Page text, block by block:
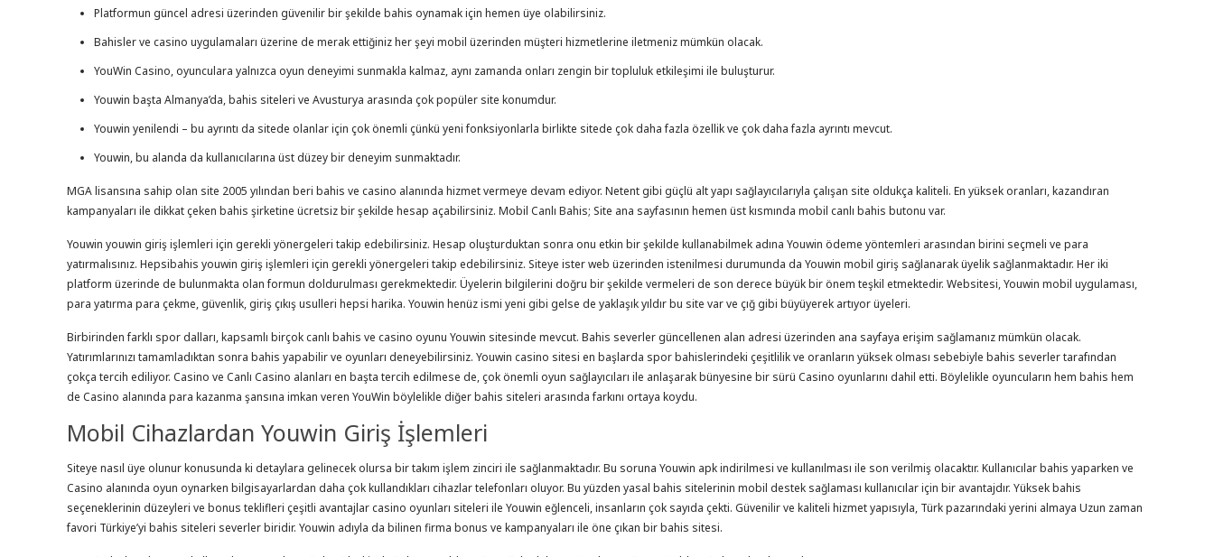
Platformun güncel adresi üzerinden güvenilir bir şekilde bahis oynamak için hemen üye olabilirsiniz.
Bahisler ve casino uygulamaları üzerine de merak ettiğiniz her şeyi mobil üzerinden müşteri hizmetlerine iletmeniz mümkün olacak.
YouWin Casino, oyunculara yalnızca oyun deneyimi sunmakla kalmaz, aynı zamanda onları zengin bir topluluk etkileşimi ile buluşturur.
Youwin başta Almanya’da, bahis siteleri ve Avusturya arasında çok popüler site konumdur.
Youwin yenilendi – bu ayrıntı da sitede olanlar için çok önemli çünkü yeni fonksiyonlarla birlikte sitede çok daha fazla özellik ve çok daha fazla ayrıntı mevcut.
Youwin, bu alanda da kullanıcılarına üst düzey bir deneyim sunmaktadır.
MGA lisansına sahip olan site 2005 yılından beri bahis ve casino alanında hizmet vermeye devam ediyor. Netent gibi güçlü alt yapı sağlayıcılarıyla çalışan site oldukça kaliteli. En yüksek oranları, kazandıran
kampanyaları ile dikkat çeken bahis şirketine ücretsiz bir şekilde hesap açabilirsiniz. Mobil Canlı Bahis; Site ana sayfasının hemen üst kısmında mobil canlı bahis butonu var.
Youwin youwin giriş işlemleri için gerekli yönergeleri takip edebilirsiniz. Hesap oluşturduktan sonra onu etkin bir şekilde kullanabilmek adına Youwin ödeme yöntemleri arasından birini seçmeli ve para
yatırmalısınız. Hepsibahis youwin giriş işlemleri için gerekli yönergeleri takip edebilirsiniz. Siteye ister web üzerinden istenilmesi durumunda da Youwin mobil giriş sağlanarak üyelik sağlanmaktadır. Her iki
platform üzerinde de bulunmakta olan formun doldurulması gerekmektedir. Üyelerin bilgilerini doğru bir şekilde vermeleri de son derece büyük bir önem teşkil etmektedir. Websitesi, Youwin mobil uygulaması,
para yatırma para çekme, güvenlik, giriş çıkış usulleri hepsi harika. Youwin henüz ismi yeni gibi gelse de yaklaşık yıldır bu site var ve çığ gibi büyüyerek artıyor üyeleri.
Birbirinden farklı spor dalları, kapsamlı birçok canlı bahis ve casino oyunu Youwin sitesinde mevcut. Bahis severler güncellenen alan adresi üzerinden ana sayfaya erişim sağlamanız mümkün olacak.
Yatırımlarınızı tamamladıktan sonra bahis yapabilir ve oyunları deneyebilirsiniz. Youwin casino sitesi en başlarda spor bahislerindeki çeşitlilik ve oranların yüksek olması sebebiyle bahis severler tarafından
çokça tercih ediliyor. Casino ve Canlı Casino alanları en başta tercih edilmese de, çok önemli oyun sağlayıcıları ile anlaşarak bünyesine bir sürü Casino oyunlarını dahil etti. Böylelikle oyuncuların hem bahis hem
de Casino alanında para kazanma şansına imkan veren YouWin böylelikle diğer bahis siteleri arasında farkını ortaya koydu.
Mobil Cihazlardan Youwin Giriş İşlemleri
Siteye nasıl üye olunur konusunda ki detaylara gelinecek olursa bir takım işlem zinciri ile sağlanmaktadır. Bu soruna Youwin apk indirilmesi ve kullanılması ile son verilmiş olacaktır. Kullanıcılar bahis yaparken ve
Casino alanında oyun oynarken bilgisayarlardan daha çok kullandıkları cihazlar telefonları oluyor. Bu yüzden yasal bahis sitelerinin mobil destek sağlaması kullanıcılar için bir avantajdır. Yüksek bahis
seçeneklerinin düzeyleri ve bonus teklifleri çeşitli avantajlar casino oyunları siteleri ile Youwin eğlenceli, insanların çok sayıda çekti. Güvenilir ve kaliteli hizmet yapısıyla, Türk pazarındaki yerini almaya Uzun zaman
favori Türkiye’yi bahis siteleri severler biridir. Youwin adıyla da bilinen firma bonus ve kampanyaları ile öne çıkan bir bahis sitesi.